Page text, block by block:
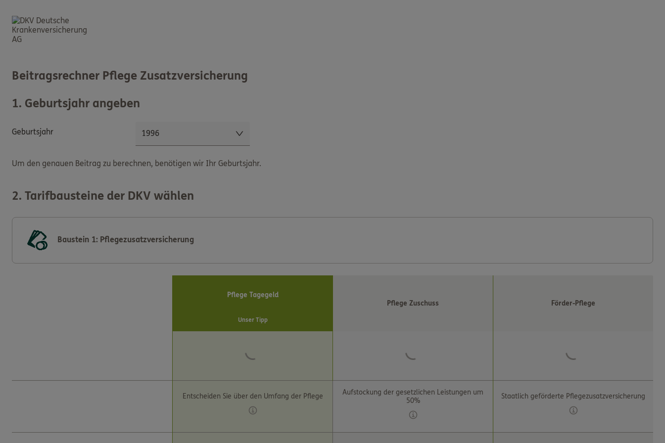
Beitragsrechner Pflege Zusatzversicherung
1. Geburtsjahr angeben
Geburtsjahr
Um den genauen Beitrag zu berechnen, benötigen wir Ihr Geburtsjahr.
2. Tarifbausteine der DKV wählen
Baustein 1: Pflegezusatzversicherung
Pflege Tagegeld
Unser Tipp
Pflege Zuschuss Förder-Pflege
Entscheiden Sie über den Umfang der Pflege
Aufstockung der gesetzlichen Leistungen um
50%
Staatlich geförderte Pflegezusatzversicherung